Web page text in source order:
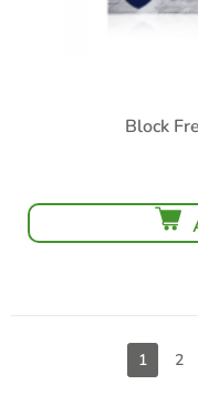
Block
1 2